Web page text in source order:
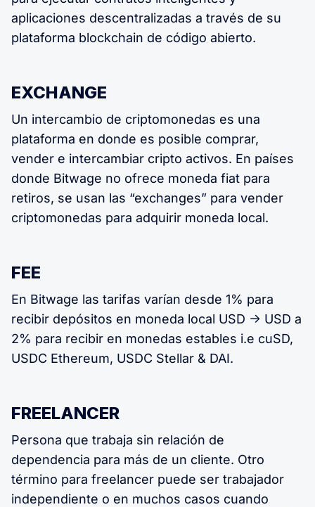
aplicaciones descentralizadas a través de su
plataforma blockchain de código abierto.
EXCHANGE
Un intercambio de criptomonedas es una
plataforma en donde es posible comprar,
vender e intercambiar cripto activos. En países
donde Bitwage no ofrece moneda fiat para
retiros, se usan las “exchanges” para vender
criptomonedas para adquirir moneda local.
FEE
En Bitwage las tarifas varían desde 1% para
recibir depósitos en moneda local USD -> USD a
2% para recibir en monedas estables i.e cuSD,
USDC Ethereum, USDC Stellar & DAI.
FREELANCER
Persona que trabaja sin relación de
dependencia para más de un cliente. Otro
término para freelancer puede ser trabajador
independiente o en muchos casos cuando